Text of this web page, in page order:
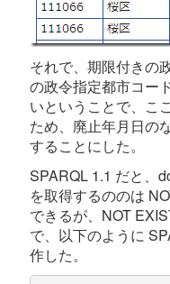
それで、期限付きの
の政令指定都市コー
いということで、こ
ため、廃止年月日の
することにした。
SPARQL 1.1 だと、
を取得するののは
できるが、NOT
で、以下のように
作した。